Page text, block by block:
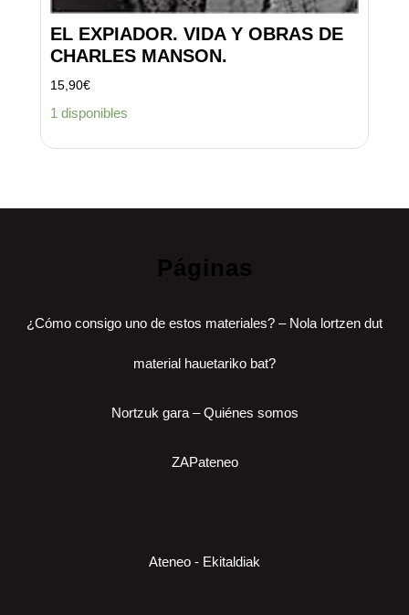
EL EXPIADOR. VIDA Y OBRAS DE
CHARLES MANSON.
15,90€
1 disponibles
Páginas
¿Cómo consigo uno de estos materiales? – Nola lortzen dut
material hauetariko bat?
Nortzuk gara – Quiénes somos
ZAPateneo
Ateneo - Ekitaldiak